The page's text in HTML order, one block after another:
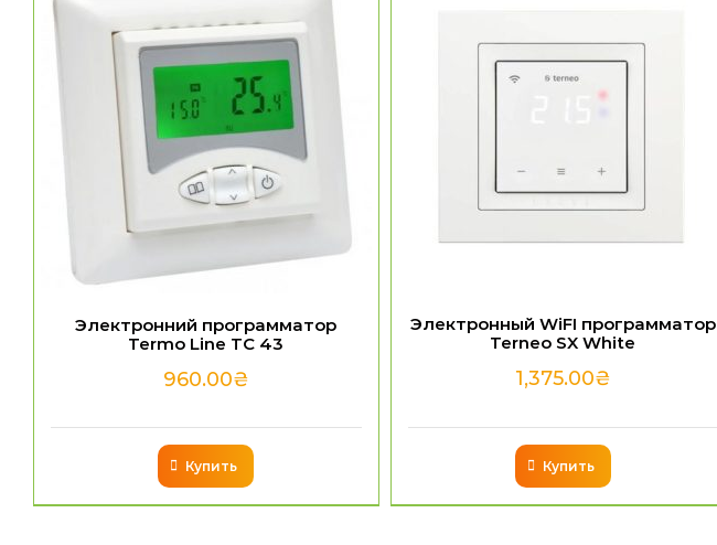
Электронний программатор
Termo Line TC 43
960.00₴
Купить
Электронный WiFI программатор
Terneo SX White
1,375.00₴
Купить